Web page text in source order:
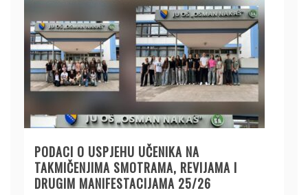
PODACI O USPJEHU UČENIKA NA
TAKMIČENJIMA SMOTRAMA, REVIJAMA I
DRUGIM MANIFESTACIJAMA 25/26